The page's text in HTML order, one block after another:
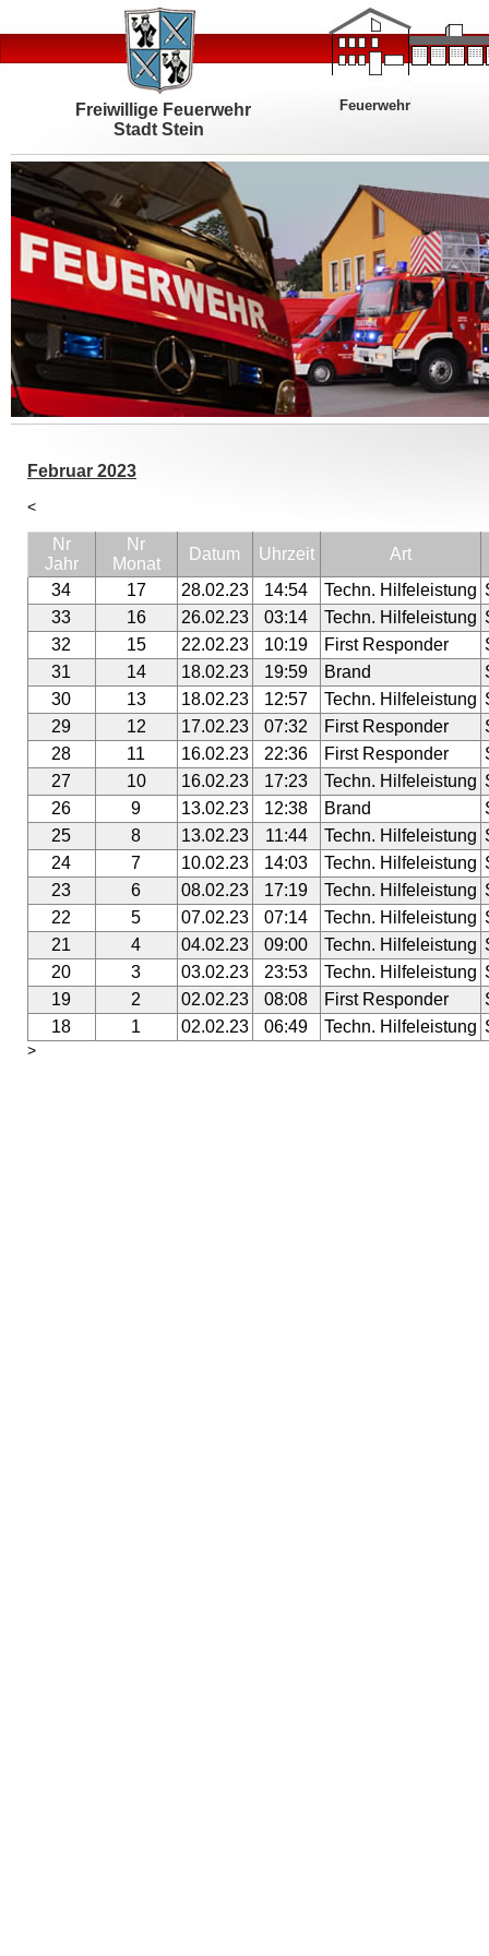
Freiwillige Feuerwehr
Stadt Stein
Feuerwehr
Februar 2023
<
Nr
Jahr
Nr
Monat
Datum Uhrzeit
Art
34
17 28.02.23 14:54 Techn. Hilfeleistung
33
16 26.02.23 03:14 Techn. Hilfeleistung
32
15 22.02.23 10:19 First Responder
31
14 18.02.23 19:59 Brand
30
13 18.02.23 12:57 Techn. Hilfeleistung
29
12 17.02.23 07:32 First Responder
28
11 16.02.23 22:36 First Responder
27
10 16.02.23 17:23 Techn. Hilfeleistung
26
9 13.02.23 12:38 Brand
25
8 13.02.23 11:44 Techn. Hilfeleistung
24
7 10.02.23 14:03 Techn. Hilfeleistung
23
6 08.02.23 17:19 Techn. Hilfeleistung
22
5 07.02.23 07:14 Techn. Hilfeleistung
21
4 04.02.23 09:00 Techn. Hilfeleistung
20
3 03.02.23 23:53 Techn. Hilfeleistung
19
2 02.02.23 08:08 First Responder
18
1 02.02.23 06:49 Techn. Hilfeleistung
>